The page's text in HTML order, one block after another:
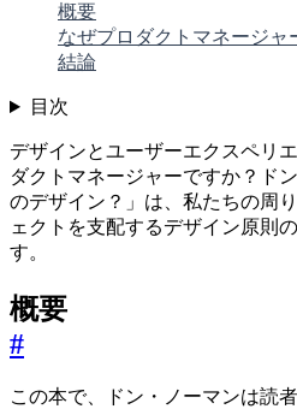
概要
なぜプロダクトマネージャ
結論
目次
デザインとユーザーエクスペリ
ダクトマネージャーですか？ド
のデザイン？」は、私たちの周
ェクトを支配するデザイン原則
す。
概要
#
この本で、ドン・ノーマンは読